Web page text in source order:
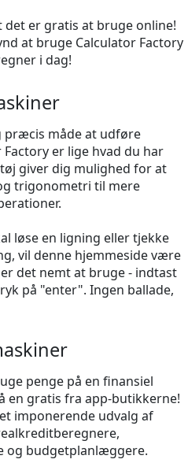
det er gratis at bruge online!
at bruge Calculator Factory
i dag!
præcis måde at udføre
er lige hvad du har
giver dig mulighed for at
trigonometri til mere
løse en ligning eller tjekke
vil denne hjemmeside være
det nemt at bruge - indtast
på "enter". Ingen ballade,
penge på en finansiel
en gratis fra app-butikkerne!
imponerende udvalg af
og budgetplanlæggere.